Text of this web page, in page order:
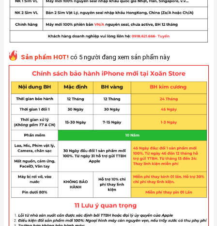
Sản phẩm HOT! có 5 người đang xem sản phẩm này